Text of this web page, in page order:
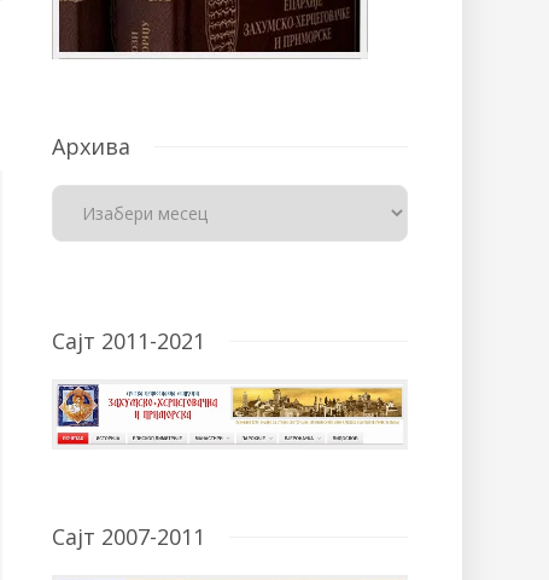
Архива
Сајт 2011-2021
Сајт 2007-2011